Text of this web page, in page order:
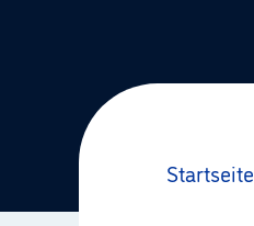
Startseite